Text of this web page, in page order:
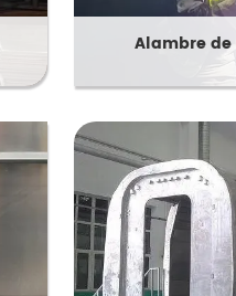
Alambre